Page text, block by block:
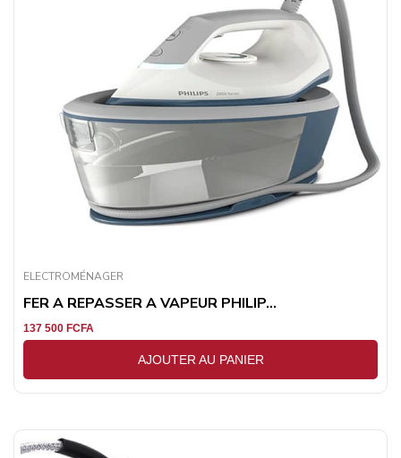
ELECTROMÉNAGER
FER A REPASSER A VAPEUR PHILIP...
137 500 FCFA
AJOUTER AU PANIER